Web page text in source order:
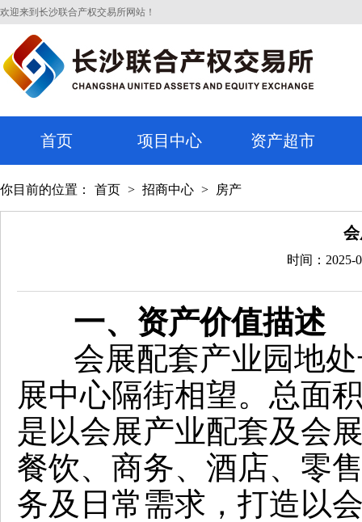
欢迎来到长沙联合产权交易所网站！
首页 项目中心 资产超市
你目前的位置： 首页 > 招商中心 > 房产
时间：
一、 资产价值描述
会展配套产业园地
展中心隔街相望。总面
是以会展产业配套及会
餐饮、商务、酒店、零
务及日常需求，打造以